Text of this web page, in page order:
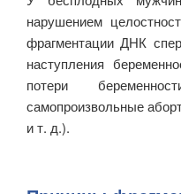
нарушением
фрагментации ДНК
наступления
потери
самопроизвольные
и т. д.).